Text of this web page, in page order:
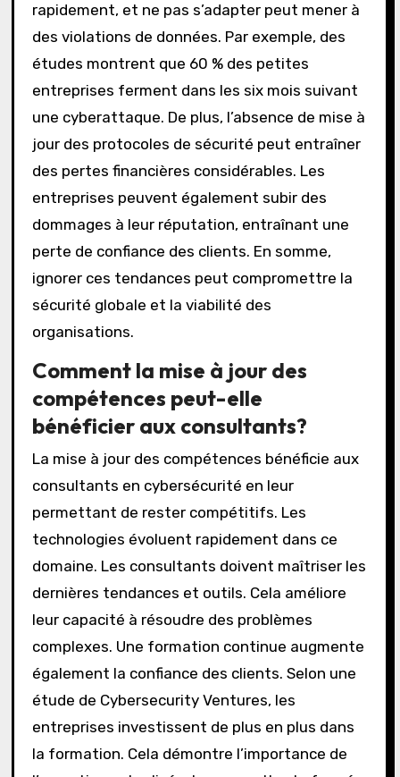
rapidement, et ne pas s’adapter peut mener à
des violations de données. Par exemple, des
études montrent que 60 % des petites
entreprises ferment dans les six mois suivant
une cyberattaque. De plus, l’absence de mise à
jour des protocoles de sécurité peut entraîner
des pertes financières considérables. Les
entreprises peuvent également subir des
dommages à leur réputation, entraînant une
perte de confiance des clients. En somme,
ignorer ces tendances peut compromettre la
sécurité globale et la viabilité des
organisations.
Comment la mise à jour des
compétences peut-elle
bénéficier aux consultants?
La mise à jour des compétences bénéficie aux
consultants en cybersécurité en leur
permettant de rester compétitifs. Les
technologies évoluent rapidement dans ce
domaine. Les consultants doivent maîtriser les
dernières tendances et outils. Cela améliore
leur capacité à résoudre des problèmes
complexes. Une formation continue augmente
également la confiance des clients. Selon une
étude de Cybersecurity Ventures, les
entreprises investissent de plus en plus dans
la formation. Cela démontre l’importance de